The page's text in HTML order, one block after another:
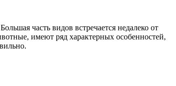
часть видов встречается недалеко от
имеют ряд характерных особенностей,